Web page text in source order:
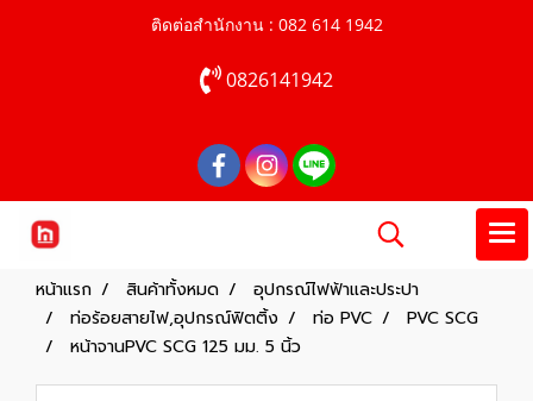
ติดต่อสำนักงาน : 082 614 1942
0826141942
หน้าแรก สินค้าทั้งหมด
อุปกรณ์ไฟฟ้าและประปา
ท่อร้อยสายไฟ,อุปกรณ์ฟิตติ้ง
ท่อ PVC
PVC SCG
หน้าจานPVC SCG 125 มม. 5 นิ้ว